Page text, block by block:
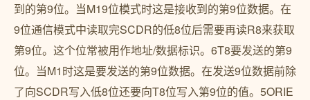
到的第9位。当M19位模式时这是接收到的第9位数据。在
9位通信模式中读取完SCDR的低8位后需要再读R8来获取
第9位。这个位常被用作地址/数据标识。6T8要发送的第9
位。当M1时这是要发送的第9位数据。在发送9位数据前除
了向SCDR写入低8位还要向T8位写入第9位的值。5ORIE